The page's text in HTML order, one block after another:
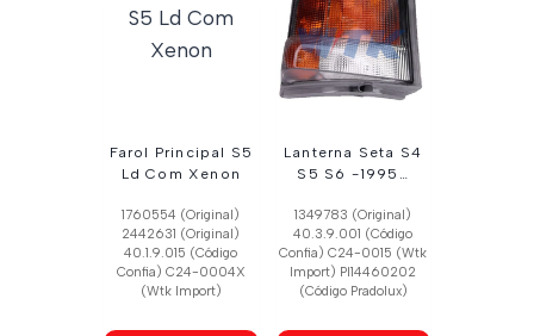
Farol Principal S5
Ld Com Xenon
1760554 (Original)
2442631 (Original)
40.1.9.015 (Código
Confia) C24-0004X
(Wtk Import)
Lanterna Seta S4
S5 S6 -1995…
1349783 (Original)
40.3.9.001 (Código
Confia) C24-0015 (Wtk
Import) Pl14460202
(Código Pradolux)